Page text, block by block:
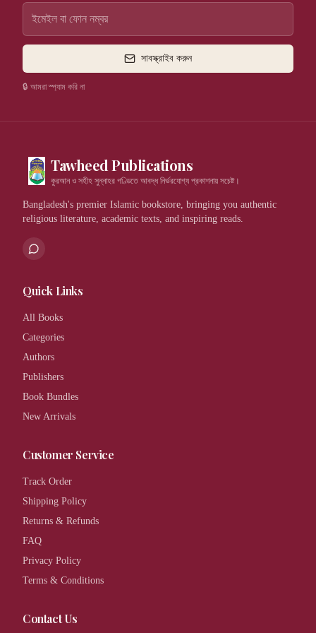
সাবস্ক্রাইব করুন
🔒 আমরা স্প্যাম করি না
Tawheed Publications
কুরআন ও সহীহ সুন্নাহর গণ্ডিতে আবদ্ধ নির্ভরযোগ্য প্রকাশনায় সচেষ্ট।
Bangladesh's premier Islamic bookstore, bringing you authentic
religious literature, academic texts, and inspiring reads.
Quick Links
All Books
Categories
Authors
Publishers
Book Bundles
New Arrivals
Customer Service
Track Order
Shipping Policy
Returns & Refunds
FAQ
Privacy Policy
Terms & Conditions
Contact Us